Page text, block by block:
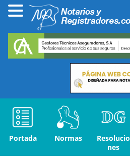
Portada Normas
Resolucio
nes